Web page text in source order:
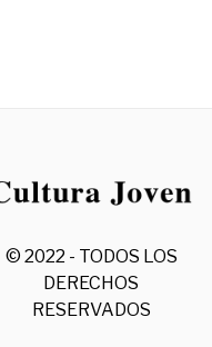
© 2022 - TODOS LOS
DERECHOS
RESERVADOS